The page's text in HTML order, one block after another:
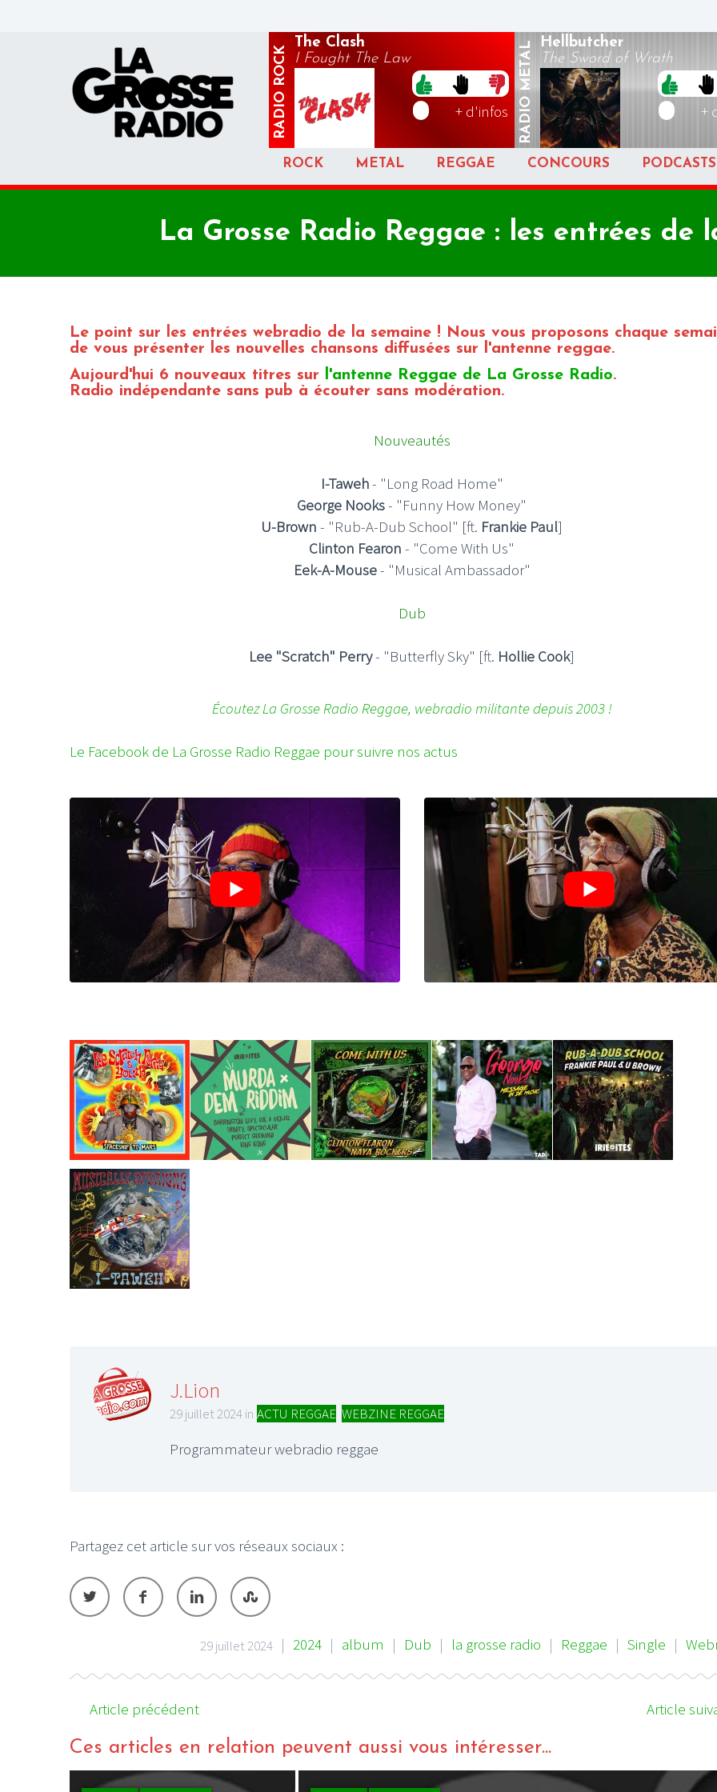
RADIO
ROCK
The Clash
I Fought The Law
+ d'infos RADIO
METAL Hellbutcher
The Sword of Wrath
+
ROCK METAL REGGAE CONCOURS PODCASTS
La Grosse Radio Reggae : les entrées de
Le point sur les entrées webradio de la semaine ! Nous vous proposons chaque
de vous présenter les nouvelles chansons diffusées sur l'antenne reggae.
Aujourd'hui 6 nouveaux titres sur
l'antenne Reggae de La Grosse Radio.
Radio indépendante sans pub à écouter sans modération.
Nouveautés
I-Taweh- "Long Road Home"
George Nooks- "Funny How Money"
U-Brown - "Rub-A-Dub School" [ft. Frankie Paul]
Clinton Fearon - "Come With Us"
Eek-A-Mouse- "Musical Ambassador"
Dub
Lee "Scratch" Perry- "Butterfly Sky" [ft. Hollie Cook]
Écoutez La Grosse Radio Reggae, webradio militante depuis 2003 !
Le Facebook de La Grosse Radio Reggae pour suivre nos actus
J.Lion
29 juillet 2024 in ACTU REGGAE WEBZINE REGGAE
Programmateur webradio reggae
Partagez cet article sur vos réseaux sociaux :
29 juillet 2024 | 2024 | album | Dub | la grosse radio | Reggae | Single |
Article précédent Article
Ces articles en relation peuvent aussi vous intéresser...
LE GROS RIFFIFI
LE GROS RIFFIFI –
Christmas Riffifi 2025 !!!